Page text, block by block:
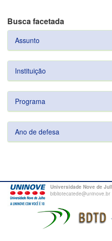
Busca facetada
Assunto
Instituição
Programa
Ano de defesa
Universidade Nove de
bibliotecatede@uninove.br